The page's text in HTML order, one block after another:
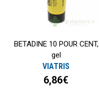
BETADINE 10 POUR CENT,
gel
VIATRIS
6,86€